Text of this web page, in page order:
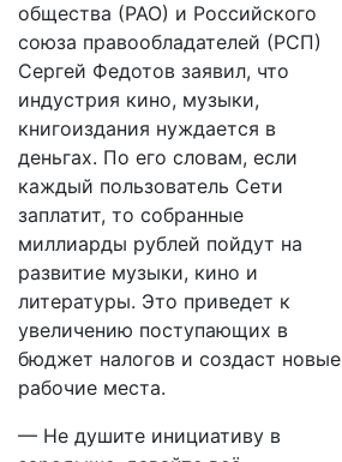
общества (РАО) и Российского
союза правообладателей (РСП)
Сергей Федотов заявил, что
индустрия кино, музыки,
книгоиздания нуждается в
деньгах. По его словам, если
каждый пользователь Сети
заплатит, то собранные
миллиарды рублей пойдут на
развитие музыки, кино и
литературы. Это приведет к
увеличению поступающих в
бюджет налогов и создаст новые
рабочие места.
— Не душите инициативу в